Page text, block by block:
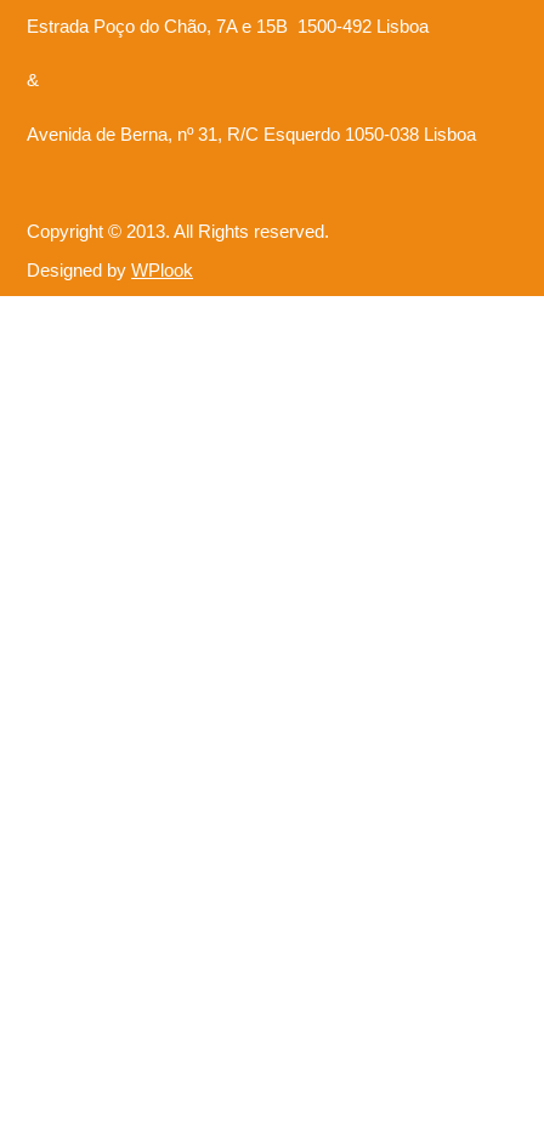
Estrada Poço do Chão, 7A e 15B 1500-492 Lisboa
&
Avenida de Berna, nº 31, R/C Esquerdo 1050-038 Lisboa
Copyright © 2013. All Rights reserved.
Designed byWPlook